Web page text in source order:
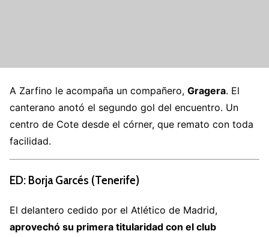
A Zarfino le acompaña un compañero, Gragera. El
canterano anotó el segundo gol del encuentro. Un
centro de Cote desde el córner, que remato con toda
facilidad.
ED: Borja Garcés (Tenerife)
El delantero cedido por el Atlético de Madrid,
aprovechó su primera titularidad con el club